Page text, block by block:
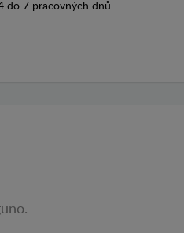
do 7 pracovných dnů.